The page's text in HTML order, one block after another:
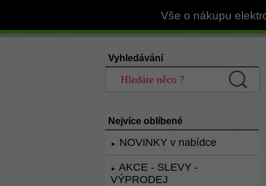
Vše o nákupu
Vyhledávání
Nejvíce oblíbené
► NOVINKY v nabídce
►
AKCE - SLEVY -
VÝPRODEJ